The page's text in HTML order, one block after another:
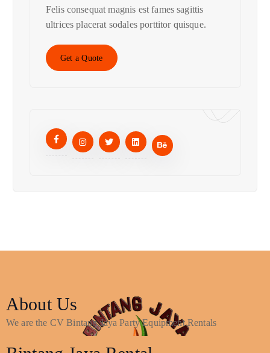
Felis consequat magnis est fames sagittis
ultrices placerat sodales porttitor quisque.
Get a Quote
About Us
We are the CV Bintang Jaya Party Equipment Rentals